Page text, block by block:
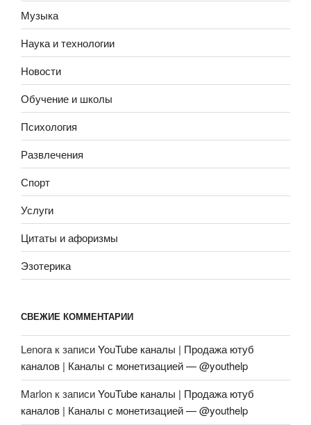
Музыка
Наука и технологии
Новости
Обучение и школы
Психология
Развлечения
Спорт
Услуги
Цитаты и афоризмы
Эзотерика
СВЕЖИЕ КОММЕНТАРИИ
Lenora к записиYouTube каналы | Продажа ютуб
каналов | Каналы с монетизацией — @youthelp
Marlon к записиYouTube каналы | Продажа ютуб
каналов | Каналы с монетизацией — @youthelp